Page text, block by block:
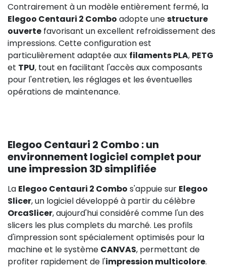
Contrairement à un modèle entièrement fermé, la
Elegoo Centauri 2 Combo adopte unestructure
ouverte favorisant un excellent refroidissement des
impressions. Cette configuration est
particulièrement adaptée aux filaments PLA, PETG
et TPU, tout en facilitant l'accès aux composants
pour l'entretien, les réglages et les éventuelles
opérations de maintenance.
Elegoo Centauri 2 Combo : un
environnement logiciel complet pour
une impression 3D simplifiée
La Elegoo Centauri 2 Combo s'appuie sur Elegoo
Slicer, un logiciel développé à partir du célèbre
OrcaSlicer, aujourd'hui considéré comme l'un des
slicers les plus complets du marché. Les profils
d'impression sont spécialement optimisés pour la
machine et le système CANVAS, permettant de
profiter rapidement de l'impression multicolore.